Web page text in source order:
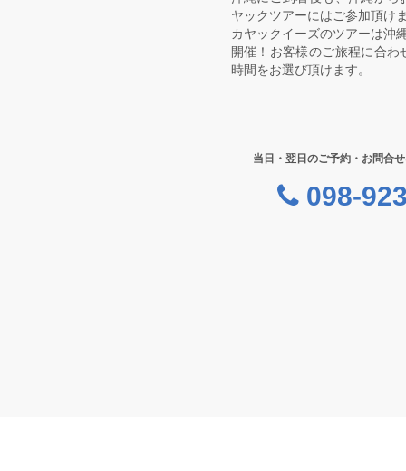
ヤックツアーにはご参加頂け
カヤックイーズのツアーは沖
開催！お客様のご旅程に合わ
時間をお選び頂けます。
当日・翌日のご予約・お問合
098-